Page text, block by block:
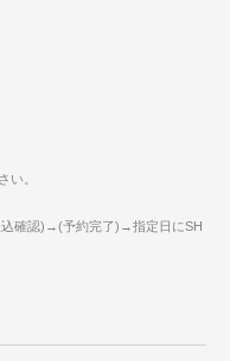
い。
確認)→(予約完了)→指定日にSH